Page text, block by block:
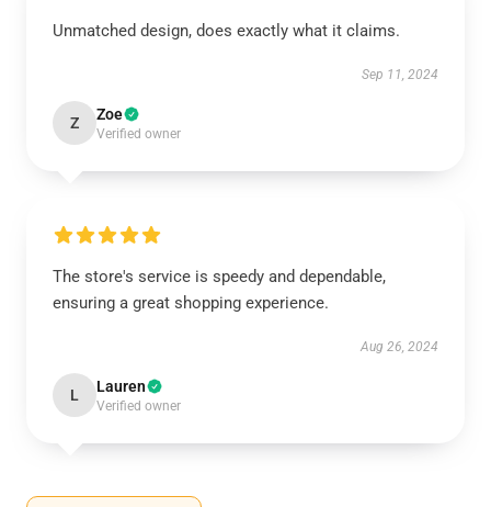
Unmatched design, does exactly what it claims.
Sep 11, 2024
Z Zoe
Verified owner
The store's service is speedy and dependable,
ensuring a great shopping experience.
Aug 26, 2024
L Lauren
Verified owner